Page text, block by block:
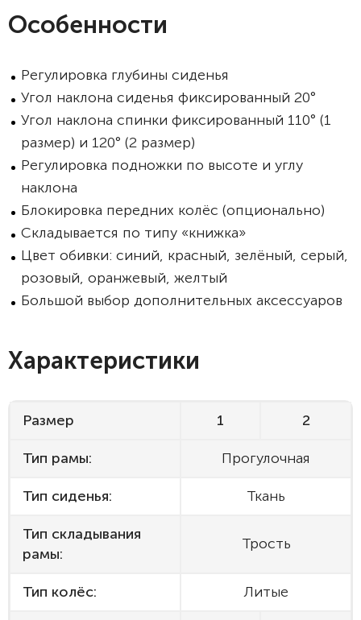
Особенности
Регулировка глубины сиденья
Угол наклона сиденья фиксированный 20°
Угол наклона спинки фиксированный 110° (1
размер) и 120° (2 размер)
Регулировка подножки по высоте и углу
наклона
Блокировка передних колёс (опционально)
Складывается по типу «книжка»
Цвет обивки: синий, красный, зелёный, серый,
розовый, оранжевый, желтый
Большой выбор дополнительных аксессуаров
Характеристики
Размер 1 2
Тип рамы: Прогулочная
Тип сиденья: Ткань
Тип складывания
рамы:
Трость
Тип колёс: Литые